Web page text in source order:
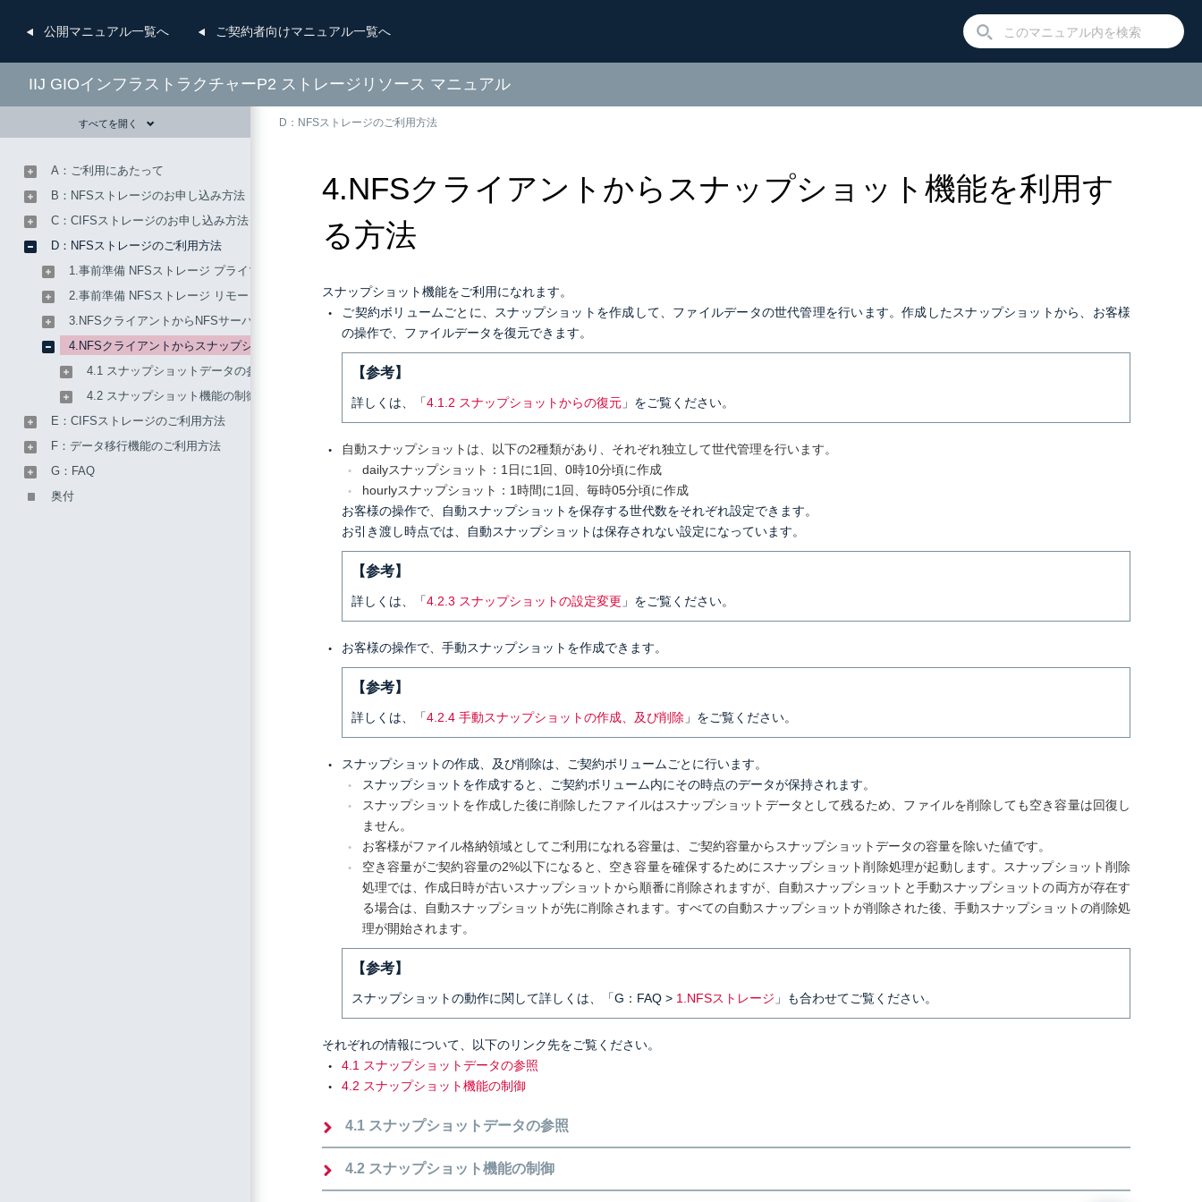
公開マニュアル一覧へ ご契約者向けマニュアル一覧へ
IIJ GIOインフラストラクチャーP2 ストレージリソース マニュアル
D：NFSストレージのご利用方法
4.NFSクライアントからスナップショット機能を利用す
る方法
スナップショット機能をご利用になれます。
ご契約ボリュームごとに、スナップショットを作成して、ファイルデータの世代管理を行います。作成したスナップショットから、お客様
の操作で、ファイルデータを復元できます。
【参考】
詳しくは、「4.1.2 スナップショットからの復元 」をご覧ください。
自動スナップショットは、以下の2種類があり、それぞれ独立して世代管理を行います。
dailyスナップショット：1日に1回、0時10分頃に作成
hourlyスナップショット：1時間に1回、毎時05分頃に作成
お客様の操作で、自動スナップショットを保存する世代数をそれぞれ設定できます。
お引き渡し時点では、自動スナップショットは保存されない設定になっています。
【参考】
詳しくは、「4.2.3 スナップショットの設定変更 」をご覧ください。
お客様の操作で、手動スナップショットを作成できます。
【参考】
詳しくは、「4.2.4 手動スナップショットの作成、及び削除 」をご覧ください。
スナップショットの作成、及び削除は、ご契約ボリュームごとに行います。
スナップショットを作成すると、ご契約ボリューム内にその時点のデータが保持されます。
スナップショットを作成した後に削除したファイルはスナップショットデータとして残るため、ファイルを削除しても空き容量は回復し
ません。
お客様がファイル格納領域としてご利用になれる容量は、ご契約容量からスナップショットデータの容量を除いた値です。
空き容量がご契約容量の2%以下になると、空き容量を確保するためにスナップショット削除処理が起動します。スナップショット削除
処理では、作成日時が古いスナップショットから順番に削除されますが、自動スナップショットと手動スナップショットの両方が存在す
る場合は、自動スナップショットが先に削除されます。すべての自動スナップショットが削除された後、手動スナップショットの削除処
理が開始されます。
【参考】
スナップショットの動作に関して詳しくは、「G：FAQ > 1.NFSストレージ 」も合わせてご覧ください。
それぞれの情報について、以下のリンク先をご覧ください。
4.1 スナップショットデータの参照
4.2 スナップショット機能の制御
4.1 スナップショットデータの参照
4.2 スナップショット機能の制御
すべてを開く
A：ご利用にあたって
B：NFSストレージのお申し込み方法
C：CIFSストレージのお申し込み方法
D：NFSストレージのご利用方法
1.事前準備 NFSストレージ プライマリサイト
2.事前準備 NFSストレージ リモートサイト
3.NFSクライアントからNFSサーバを利用する方法
4.NFSクライアントからスナップショット機能を利用する方法
4.1 スナップショットデータの参照
4.2 スナップショット機能の制御
E：CIFSストレージのご利用方法
F：データ移行機能のご利用方法
G：FAQ
奥付